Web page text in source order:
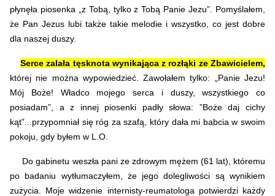
płynęła piosenka „z Tobą, tylko z Tobą Panie Jezu”. Pomyślałem,
że Pan Jezus lubi także takie melodie i wszystko, co jest dobre
dla naszej duszy.
Serce zalała tęsknota wynikająca z rozłąki ze Zbawicielem,
której nie można wypowiedzieć. Zawołałem tylko: „Panie Jezu!
Mój Boże! Władco mojego serca i duszy, wszystkiego co
posiadam”, a z innej piosenki padły słowa: ”Boże daj cichy
kąt”...przypomniał się róg za szafą, który dała mi babcia w swoim
pokoju, gdy byłem w L.O.
Do gabinetu weszła pani ze zdrowym mężem (61 lat), któremu
po badaniu wytłumaczyłem, że jego dolegliwości są wynikiem
zużycia. Moje widzenie internisty-reumatologa potwierdzi każdy